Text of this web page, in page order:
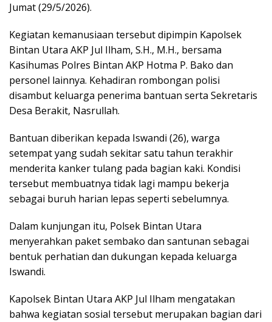
Jumat (29/5/2026).
Kegiatan kemanusiaan tersebut dipimpin Kapolsek
Bintan Utara AKP Jul Ilham, S.H., M.H., bersama
Kasihumas Polres Bintan AKP Hotma P. Bako dan
personel lainnya. Kehadiran rombongan polisi
disambut keluarga penerima bantuan serta Sekretaris
Desa Berakit, Nasrullah.
Bantuan diberikan kepada Iswandi (26), warga
setempat yang sudah sekitar satu tahun terakhir
menderita kanker tulang pada bagian kaki. Kondisi
tersebut membuatnya tidak lagi mampu bekerja
sebagai buruh harian lepas seperti sebelumnya.
Dalam kunjungan itu, Polsek Bintan Utara
menyerahkan paket sembako dan santunan sebagai
bentuk perhatian dan dukungan kepada keluarga
Iswandi.
Kapolsek Bintan Utara AKP Jul Ilham mengatakan
bahwa kegiatan sosial tersebut merupakan bagian dari